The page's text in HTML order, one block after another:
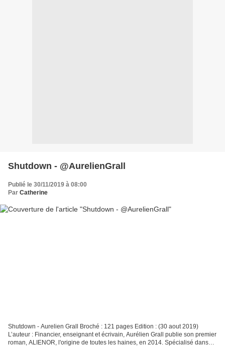
Shutdown - @AurelienGrall
Publié le 30/11/2019 à 08:00
Par Catherine
Shutdown - Aurelien Grall Broché : 121 pages Edition : (30 aout 2019)
L’auteur : Financier, enseignant et écrivain, Aurélien Grall publie son premier
roman, ALIENOR, l'origine de toutes les haines, en 2014. Spécialisé dans